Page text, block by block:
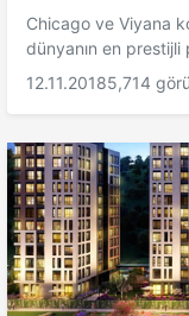
Chicago ve Viyana
dünyanın en prestijli
12.11.20185,714